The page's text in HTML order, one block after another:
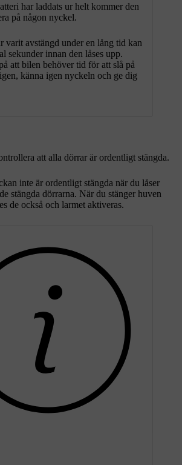
har laddats ur helt kommer den
på någon nyckel.
varit avstängd under en lång tid kan
sekunder innan den låses upp.
att bilen behöver tid för att slå på
känna igen nyckeln och ge dig
att alla dörrar är ordentligt stängda.
inte är ordentligt stängda när du låser
stängda dörrarna. När du stänger huven
de också och larmet aktiveras.